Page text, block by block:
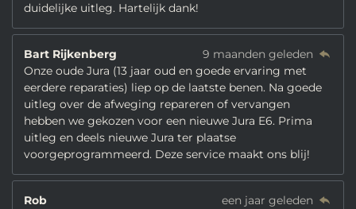
duidelijke uitleg. Hartelijk dank!
Bart Rijkenberg
9 maanden geleden
Onze oude Jura (13 jaar oud en goede ervaring met
eerdere reparaties) liep op de laatste benen. Na goede
uitleg over de afweging repareren of vervangen
hebben we gekozen voor een nieuwe Jura E6. Prima
uitleg en deels nieuwe Jura ter plaatse
voorgeprogrammeerd. Deze service maakt ons blij!
Rob
een jaar geleden